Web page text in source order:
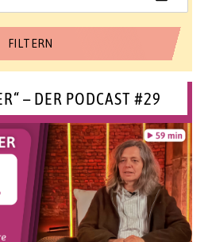
– DER PODCAST #29